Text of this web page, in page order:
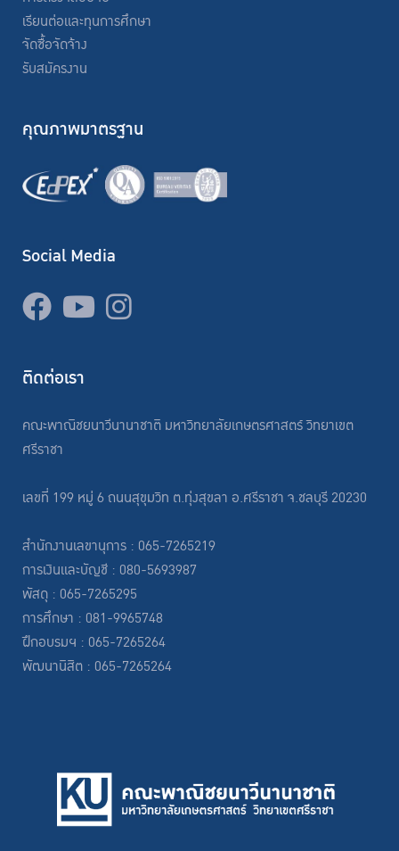
เรียนต่อและทุนการศึกษา
จัดซื้อจัดจ้าง
รับสมัครงาน
คุณภาพมาตรฐาน
Social Media
ติดต่อเรา
คณะพาณิชยนาวีนานาชาติ มหาวิทยาลัยเกษตรศาสตร์ วิทยาเขต
ศรีราชา
เลขที่ 199 หมู่ 6 ถนนสุขุมวิท ต.ทุ่งสุขลา อ.ศรีราชา จ.ชลบุรี 20230
สำนักงานเลขานุการ : 065-7265219
การเงินและบัญชี : 080-5693987
พัสดุ : 065-7265295
การศึกษา : 081-9965748
ฝึกอบรมฯ : 065-7265264
พัฒนานิสิต : 065-7265264